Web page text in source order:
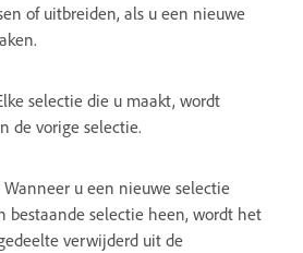
of uitbreiden, als u een nieuwe
selectie die u maakt, wordt
de vorige selectie.
Wanneer u een nieuwe selectie
bestaande selectie heen, wordt het
verwijderd uit de